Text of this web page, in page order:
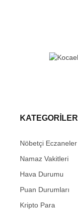
KATEGORİLER
Nöbetçi Eczaneler
Namaz Vakitleri
Hava Durumu
Puan Durumları
Kripto Para